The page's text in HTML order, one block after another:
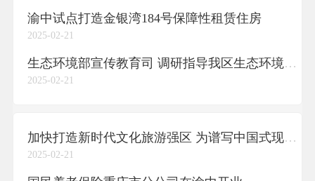
渝中试点打造金银湾184号保障性租赁住房
2025-02-21
生态环境部宣传教育司 调研指导我区生态环境志愿服务工作
2025-02-21
加快打造新时代文化旅游强区 为谱写中国式现代化重庆篇章渝中精彩一页注入新动力
2025-02-21